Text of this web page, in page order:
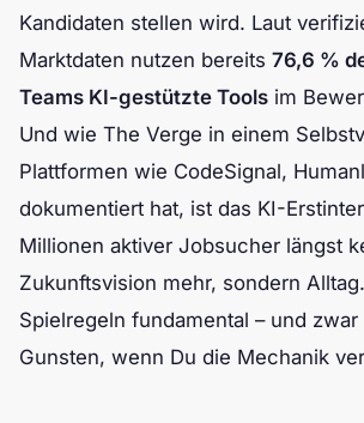
Kandidaten stellen wird. Laut
Marktdaten nutzen bereits 76,6 %
Teams KI-gestützte Tools im
Und wie The Verge in einem
Plattformen wie CodeSignal,
dokumentiert hat, ist das KI-
Millionen aktiver Jobsucher längst
Zukunftsvision mehr, sondern
Spielregeln fundamental – und zwar
Gunsten, wenn Du die Mechanik